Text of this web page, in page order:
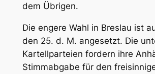
dem Übrigen.
Die engere Wahl in Breslau ist
den 25. d. M. angesetzt. Die
Kartellparteien fordern ihre
Stimmabgabe für den